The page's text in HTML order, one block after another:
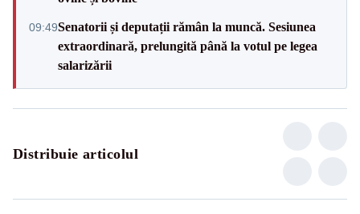
09:49Senatorii și deputații rămân la muncă. Sesiunea
extraordinară, prelungită până la votul pe legea
salarizării
Distribuie articolul